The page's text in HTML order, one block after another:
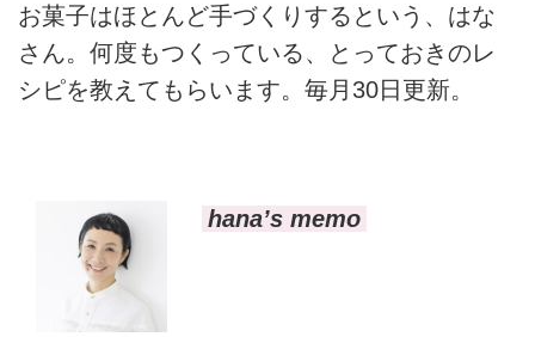
お菓子はほとんど手づくりするという、はな
さん。何度もつくっている、とっておきのレ
シピを教えてもらいます。毎月30日更新。
hana’s memo